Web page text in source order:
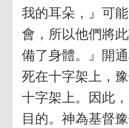
我的耳朵，』可
會，所以他們將
備了身體。』開
死在十字架上，
十字架上。因此
目的。神為基督